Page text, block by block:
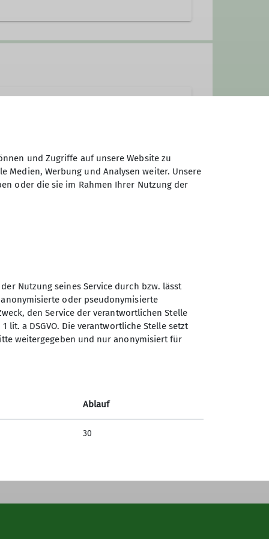
Sektion Teisendorf des
Deutschen Alpenvereins e.V.
und Zugriffe auf unsere Website zu
Medien, Werbung und Analysen weiter. Unsere
oder die sie im Rahmen Ihrer Nutzung der
Nutzung seines Service durch bzw. lässt
oder pseudonymisierte
den Service der verantwortlichen Stelle
a DSGVO. Die verantwortliche Stelle setzt
weitergegeben und nur anonymisiert für
Ablauf
30